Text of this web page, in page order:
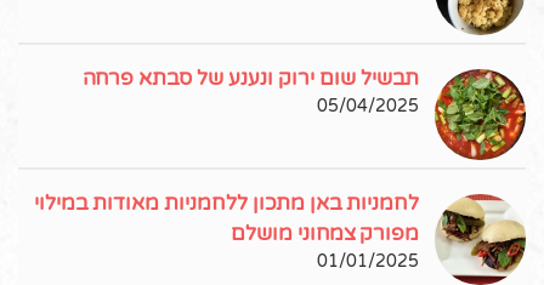
תבשיל שום ירוק ונענע של סבתא פרחה
05/04/2025
לחמניות באן מתכון ללחמניות מאודות במילוי
מפורק צמחוני מושלם
01/01/2025